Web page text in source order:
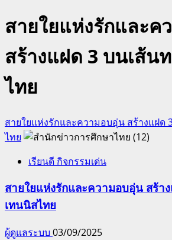
สายใยแห่งรักและค
สร้างแฝด 3 บนเส้น
ไทย
สายใยแห่งรักและความอบอุ่น สร้างแฝด
ไทย
เรียนดี กิจกรรมเด่น
สายใยแห่งรักและความอบอุ่น สร้า
เทนนิสไทย
ผู้ดูแลระบบ 03/09/2025